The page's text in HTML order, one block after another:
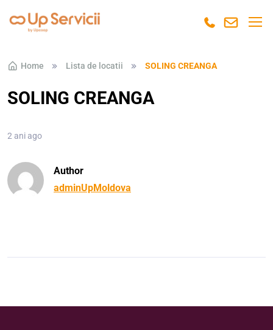
Skip to navigation
Skip to content
Home Lista de locatii SOLING CREANGA
SOLING CREANGA
2 ani ago
Author
adminUpMoldova